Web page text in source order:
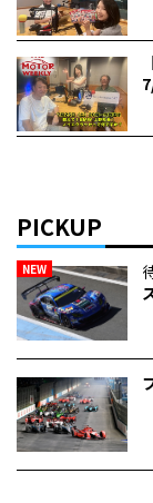
PICKUP
NEW